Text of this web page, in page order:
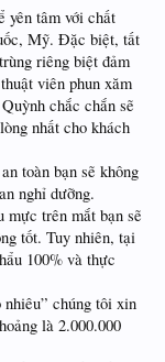
yên tâm với chất
Mỹ. Đặc biệt, tất
riêng biệt đảm
viên phun xăm
chắc chắn sẽ
nhất cho khách
toàn bạn sẽ không
nghỉ dưỡng.
mực trên mắt bạn sẽ
tốt. Tuy nhiên, tại
100% và thực
chúng tôi xin
là 2.000.000